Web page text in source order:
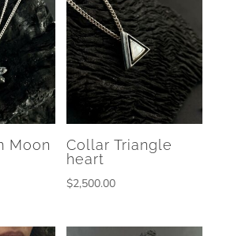
Moon
Collar Triangle
heart
$2,500.00